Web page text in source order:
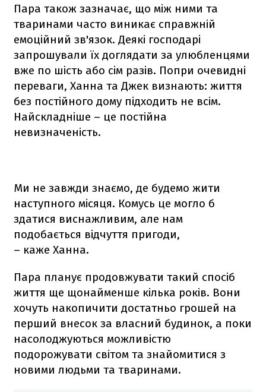
Пара також зазначає, що між ними та
тваринами часто виникає справжній
емоційний зв'язок. Деякі господарі
запрошували їх доглядати за улюбленцями
вже по шість або сім разів. Попри очевидні
переваги, Ханна та Джек визнають: життя
без постійного дому підходить не всім.
Найскладніше – це постійна
невизначеність.
Ми не завжди знаємо, де будемо жити
наступного місяця. Комусь це могло б
здатися виснажливим, але нам
подобається відчуття пригоди,
– каже Ханна.
Пара планує продовжувати такий спосіб
життя ще щонайменше кілька років. Вони
хочуть накопичити достатньо грошей на
перший внесок за власний будинок, а поки
насолоджуються можливістю
подорожувати світом та знайомитися з
новими людьми та тваринами.